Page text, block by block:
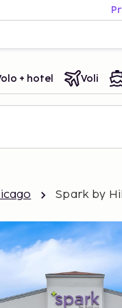
+ hotel Voli
Spark by